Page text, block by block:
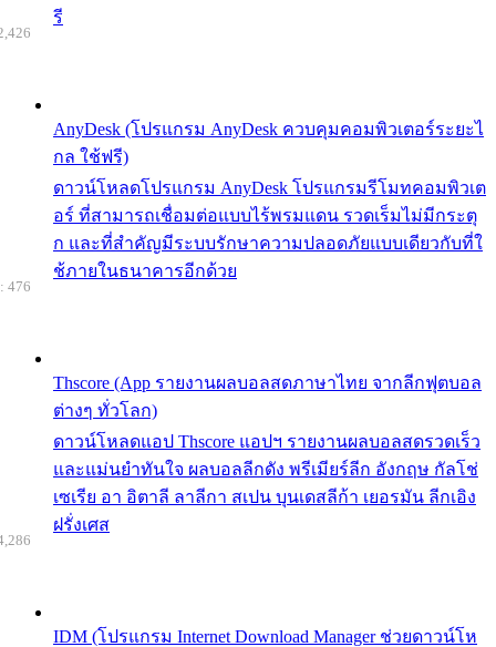
รี
AnyDesk (โปรแกรม AnyDesk ควบคุมคอมพิวเตอร์ระยะไ
กล ใช้ฟรี)
ดาวน์โหลดโปรแกรม AnyDesk โปรแกรมรีโมทคอมพิวเต
อร์ ที่สามารถเชื่อมต่อแบบไร้พรมแดน รวดเร็มไม่มีกระตุ
ก และที่สำคัญมีระบบรักษาความปลอดภัยแบบเดียวกับที่ใ
ช้ภายในธนาคารอีกด้วย
Thscore (App รายงานผลบอลสดภาษาไทย จากลีกฟุตบอล
ต่างๆ ทั่วโลก)
ดาวน์โหลดแอป Thscore แอปฯ รายงานผลบอลสดรวดเร็ว
และแม่นยำทันใจ ผลบอลลีกดัง พรีเมียร์ลีก อังกฤษ กัลโช่
เซเรีย อา อิตาลี ลาลีกา สเปน บุนเดสลีก้า เยอรมัน ลีกเอิง
ฝรั่งเศส
476
IDM (โปรแกรม Internet Download Manager ช่วยดาวน์โห